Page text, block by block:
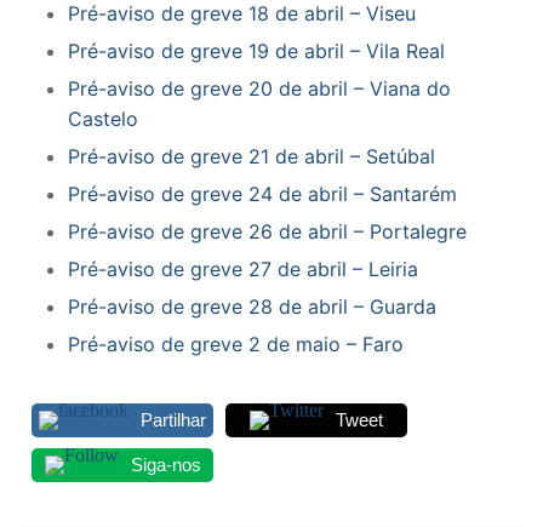
Pré-aviso de greve 18 de abril – Viseu
Pré-aviso de greve 19 de abril – Vila Real
Pré-aviso de greve 20 de abril – Viana do
Castelo
Pré-aviso de greve 21 de abril – Setúbal
Pré-aviso de greve 24 de abril – Santarém
Pré-aviso de greve 26 de abril – Portalegre
Pré-aviso de greve 27 de abril – Leiria
Pré-aviso de greve 28 de abril – Guarda
Pré-aviso de greve 2 de maio – Faro
Partilhar Tweet
Siga-nos